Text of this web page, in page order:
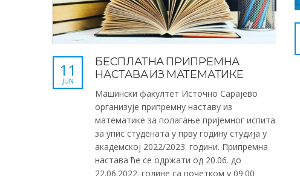
БЕСПЛАТНА ПРИПРЕМНА
НАСТАВА ИЗ МАТЕМАТИКЕ
11
JUN
Машински факултет Источно Сарајево
организује припремну наставу из
математике за полагање пријемног испита
за упис студената у прву годину студија у
академској 2022/2023. години. Припремна
настава ће се одржати од 20.06. до
22.06.2022. године са почетком у 09:00